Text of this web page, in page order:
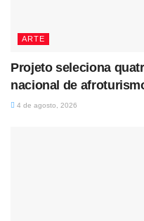
ARTE
Projeto seleciona
nacional de
4 de agosto, 2026